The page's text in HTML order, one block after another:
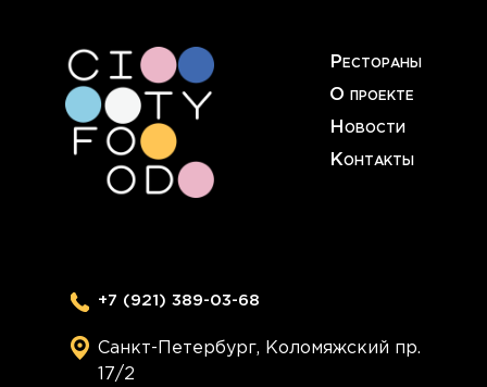
Рестораны
О проекте
Новости
Контакты
+7 (921) 389-03-68
Санкт-Петербург, Коломяжский пр.
17/2